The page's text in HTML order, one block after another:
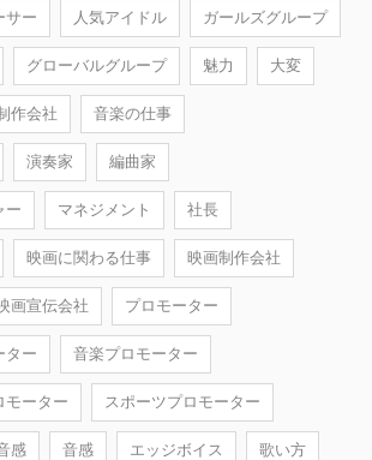
サー 人気アイドル ガールズグループ
グローバルグループ 魅力 大変
作会社 音楽の仕事
演奏家 編曲家
ー マネジメント 社長
映画に関わる仕事 映画制作会社
画宣伝会社 プロモーター
ター 音楽プロモーター
モーター スポーツプロモーター
感 音感 エッジボイス 歌い方